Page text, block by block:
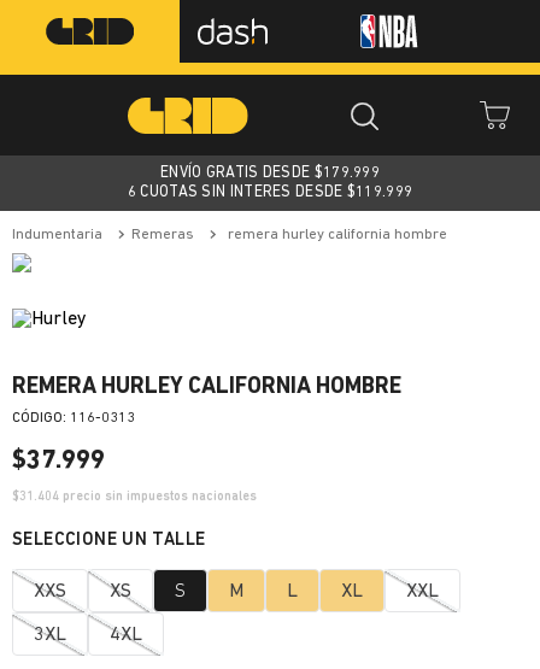
ENVÍO GRATIS DESDE $179.999
6 CUOTAS SIN INTERES DESDE $119.999
indumentaria remeras remera hurley california hombre
REMERA HURLEY CALIFORNIA HOMBRE
: 116-0313
$37.999
$31.404 precio sin impuestos nacionales
XXS XS S M L XL XXL
3XL 4XL